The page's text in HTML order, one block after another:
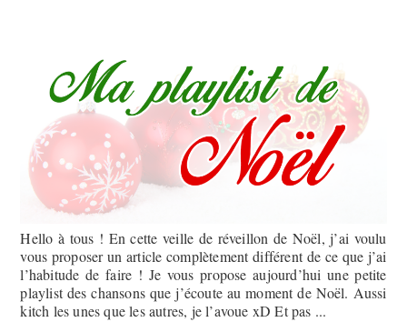
Hello à tous ! En cette veille de réveillon de Noël, j’ai voulu
vous proposer un article complètement différent de ce que j’ai
l’habitude de faire ! Je vous propose aujourd’hui une petite
playlist des chansons que j’écoute au moment de Noël. Aussi
kitch les unes que les autres, je l’avoue xD Et pas ...